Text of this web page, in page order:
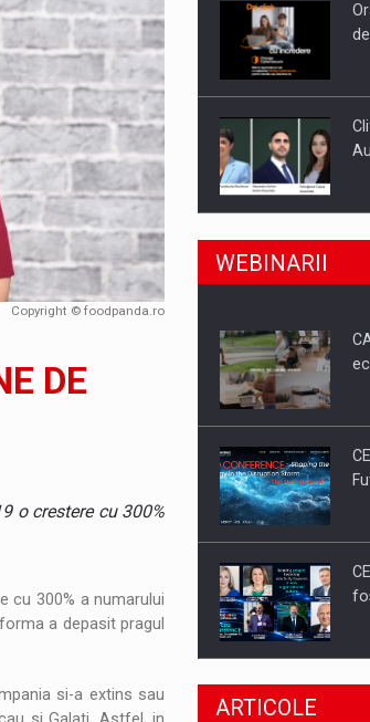
de participanti
paletizat din Romania, preiau compania intr-
Copyright © foodpanda.ro
DE
o crestere cu 300%
cu 300% a numarului
a depasit pragul
si-a extins sau
WEBINARII
ARTICOLE